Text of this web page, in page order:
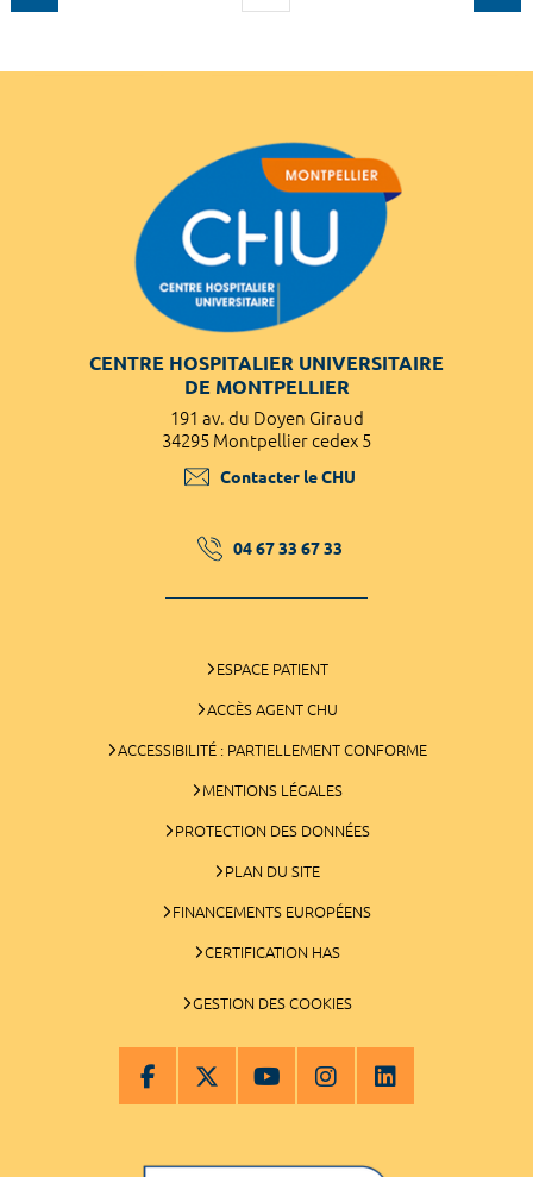
CENTRE HOSPITALIER UNIVERSITAIRE
DE MONTPELLIER
191 av. du Doyen Giraud
34295 Montpellier cedex 5
Contacter le CHU
04 67 33 67 33
ESPACE PATIENT
ACCÈS AGENT CHU
ACCESSIBILITÉ : PARTIELLEMENT CONFORME
MENTIONS LÉGALES
PROTECTION DES DONNÉES
PLAN DU SITE
FINANCEMENTS EUROPÉENS
CERTIFICATION HAS
GESTION DES COOKIES